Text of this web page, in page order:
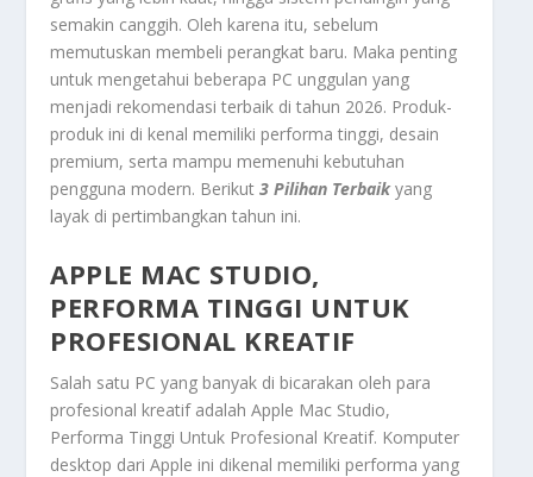
semakin canggih. Oleh karena itu, sebelum
memutuskan membeli perangkat baru. Maka penting
untuk mengetahui beberapa PC unggulan yang
menjadi rekomendasi terbaik di tahun 2026. Produk-
produk ini di kenal memiliki performa tinggi, desain
premium, serta mampu memenuhi kebutuhan
pengguna modern. Berikut3 Pilihan Terbaikyang
layak di pertimbangkan tahun ini.
APPLE MAC STUDIO,
PERFORMA TINGGI UNTUK
PROFESIONAL KREATIF
Salah satu PC yang banyak di bicarakan oleh para
profesional kreatif adalahApple Mac Studio,
Performa Tinggi Untuk Profesional Kreatif. Komputer
desktop dari Apple ini dikenal memiliki performa yang